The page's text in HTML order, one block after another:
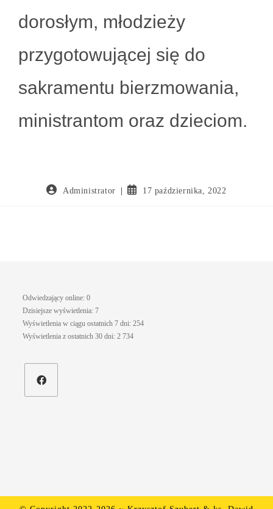
dorosłym, młodzieży
przygotowującej się do
sakramentu bierzmowania,
ministrantom oraz dzieciom.
Administrator 17 października, 2022
Odwiedzający online:0
Dzisiejsze wyświetlenia:7
Wyświetlenia w ciągu ostatnich 7 dni:254
Wyświetlenia z ostatnich 30 dni:2 734